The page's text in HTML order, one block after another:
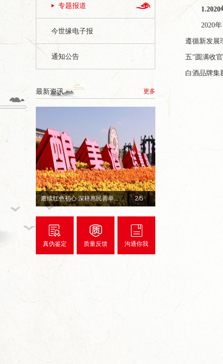
专题报道
今世缘电子报
通知公告
最新资讯 更多
4/5
山海隔不断热爱！国缘牵线，...
真伪鉴定 质量反馈 沟通你我
2020
遵循新发展
五”圆满收
白酒品牌集